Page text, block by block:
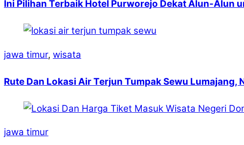
Ini Pilihan Terbaik Hotel Purworejo Dekat Alun-Alun
jawa timur, wisata
Rute Dan Lokasi Air Terjun Tumpak Sewu Lumajang,
jawa timur